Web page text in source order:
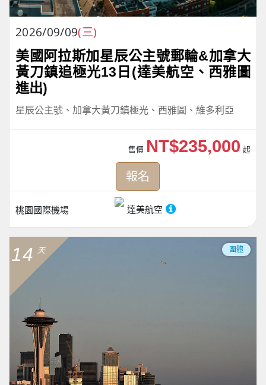
2026/09/09(三)
美國阿拉斯加星辰公主號郵輪&加拿大
黃刀鎮追極光13日(達美航空、西雅圖
進出)
星辰公主號、加拿大黃刀鎮極光、西雅圖、維多利亞
桃園國際機場 達美航空
售價 NT$235,000 起
報名
14 天 團體